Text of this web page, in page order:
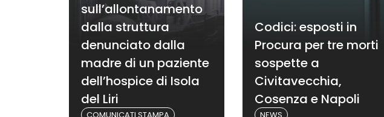
sull’allontanamento
dalla struttura
denunciato dalla
madre di un paziente
dell’hospice di Isola
del Liri
Codici: esposti in
Procura per tre morti
sospette a
Civitavecchia,
Cosenza e Napoli